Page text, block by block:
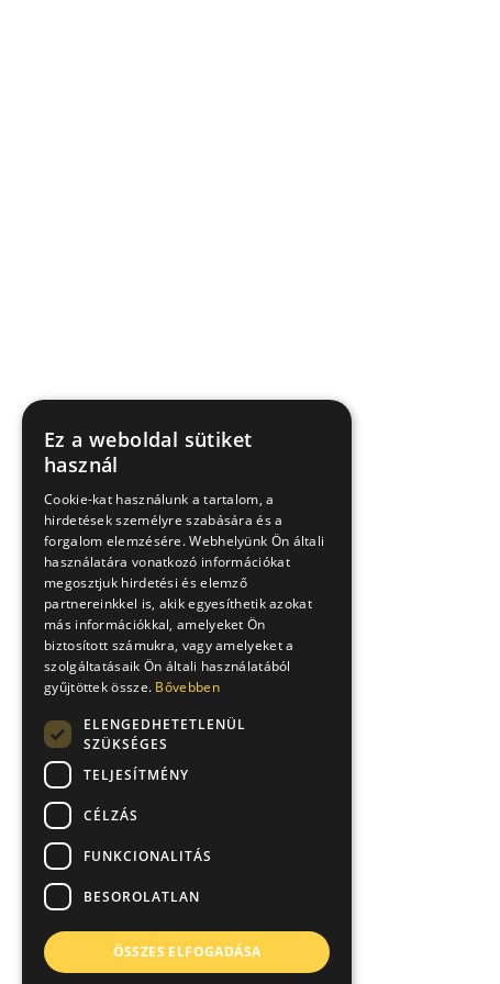
Ez a weboldal sütiket
használ
Cookie-kat használunk a tartalom, a
hirdetések személyre szabására és a
forgalom elemzésére. Webhelyünk Ön általi
használatára vonatkozó információkat
megosztjuk hirdetési és elemző
partnereinkkel is, akik egyesíthetik azokat
más információkkal, amelyeket Ön
biztosított számukra, vagy amelyeket a
szolgáltatásaik Ön általi használatából
gyűjtöttek össze. Bővebben
ELENGEDHETETLENÜL
SZÜKSÉGES
TELJESÍTMÉNY
CÉLZÁS
FUNKCIONALITÁS
BESOROLATLAN
ÖSSZES ELFOGADÁSA